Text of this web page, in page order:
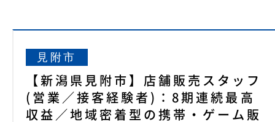
見附市
【新潟県見附市】店舗販売スタッフ
(営業／接客経験者)：8期連続最高
収益／地域密着型の携帯・ゲーム販